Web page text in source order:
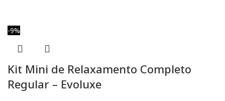
-9%
Kit Mini de Relaxamento Completo
Regular – Evoluxe